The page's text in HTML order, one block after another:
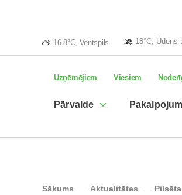
16.8°C, Ventspils 18°C, Ūdens
Uzņēmējiem Viesiem
Pārvalde
Sākums Aktualitātes Pilsēta